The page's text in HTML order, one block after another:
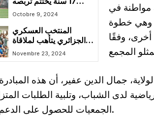
التحضيري
Octobre 9, 2024
المنتخب العسكري
الجزائري يتأهب لملاقاة
الكاميرون في نهائي
الألعاب الإفريقية
Novembre 23, 2024
في
وهي خطوة
وفقًا
جمال الدين عفير، أن هذه
لدى الشباب، وتلبية الطلبات
الجمعيات للحصول على الدعم المالي.